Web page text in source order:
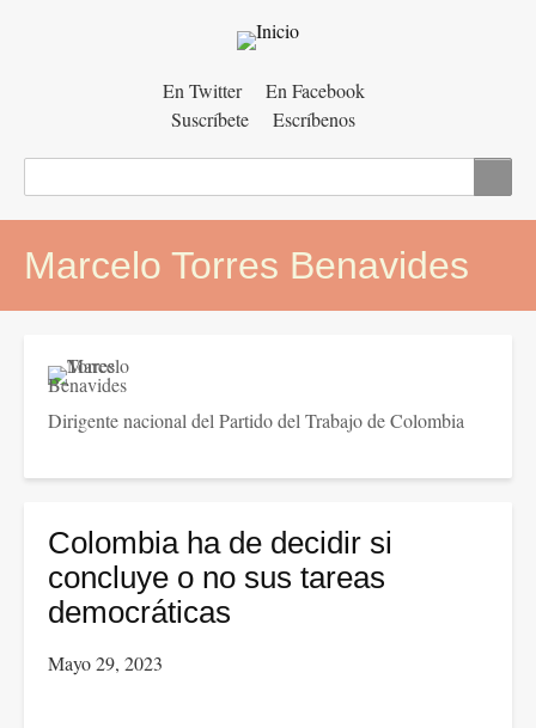
En Twitter
En Facebook
Suscríbete
Escríbenos
Marcelo Torres Benavides
Dirigente nacional del Partido del Trabajo de Colombia
Colombia ha de decidir si
concluye o no sus tareas
democráticas
Mayo 29, 2023